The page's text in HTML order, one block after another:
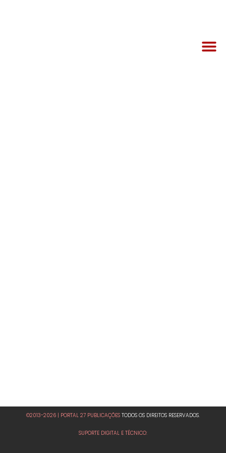
©2013-2026 | PORTAL 27 PUBLICAÇÕES TODOS OS DIREITOS RESERVADOS.
SUPORTE DIGITAL E TÉCNICO: